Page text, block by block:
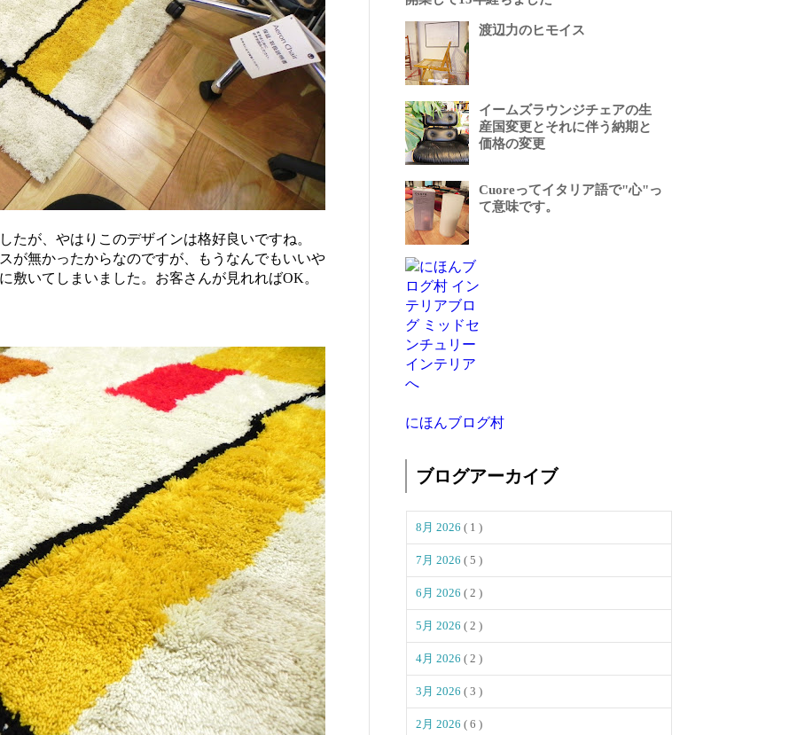
たが、やはりこのデザインは格好良いですね。
が無かったからなのですが、もうなんでもいいや
敷いてしまいました。お客さんが見れればOK。
渡辺力のヒモイス
イームズラウンジチェアの生
産国変更とそれに伴う納期と
価格の変更
Cuoreってイタリア語で"心"っ
て意味です。
にほんブログ村
ブログアーカイブ
8月 2026 ( 1 )
7月 2026 ( 5 )
6月 2026 ( 2 )
5月 2026 ( 2 )
4月 2026 ( 2 )
3月 2026 ( 3 )
2月 2026 ( 6 )